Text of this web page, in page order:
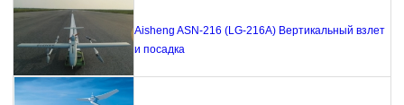
Aisheng ASN-216 (LG-216A) Вертикальный взлет
и посадка